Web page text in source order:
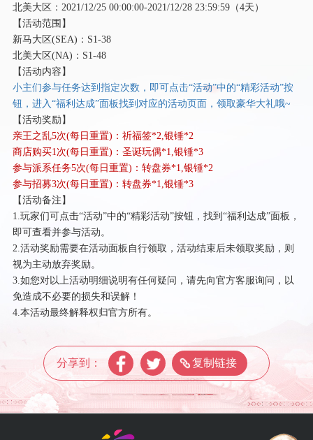
北美大区： 2021/12/25 00:00:00-2021/12/28 23:59:59（4天）
【活动范围】
新马大区(SEA)：S1-38
北美大区(NA)：S1-48
【活动内容】
小主们参与任务达到指定次数，即可点击“活动”中的“精彩活动”按
钮，进入“福利达成”面板找到对应的活动页面，领取豪华大礼哦~
【活动奖励】
亲王之乱5次(每日重置)：祈福签*2,银锤*2
商店购买1次(每日重置)：圣诞玩偶*1,银锤*3
参与派系任务5次(每日重置)：转盘券*1,银锤*2
参与招募3次(每日重置)：转盘券*1,银锤*3
【活动备注】
1.玩家们可点击“活动”中的“精彩活动”按钮，找到“福利达成”面板，
即可查看并参与活动。
2.活动奖励需要在活动面板自行领取，活动结束后未领取奖励，则
视为主动放弃奖励。
3.如您对以上活动明细说明有任何疑问，请先向官方客服询问，以
免造成不必要的损失和误解！
4.本活动最终解释权归官方所有。
分享到： 复制链接